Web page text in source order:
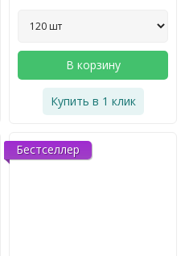
В корзину
Купить в 1 клик
Бестселлер